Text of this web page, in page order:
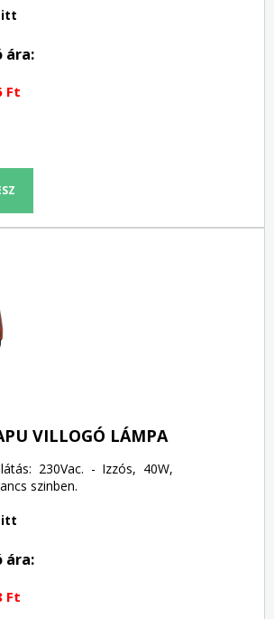
itt
ára:
Ft
VILLOGÓ LÁMPA
230Vac. - Izzós, 40W,
szinben.
itt
ára:
Ft